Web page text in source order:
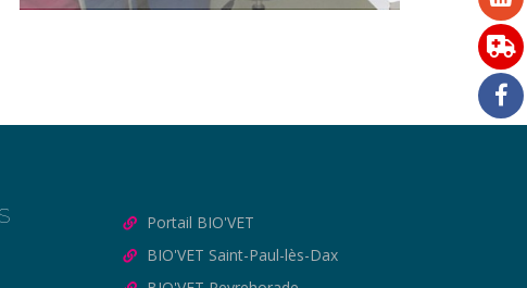
Portail BIO'VET
BIO'VET Saint-Paul-lès-Dax